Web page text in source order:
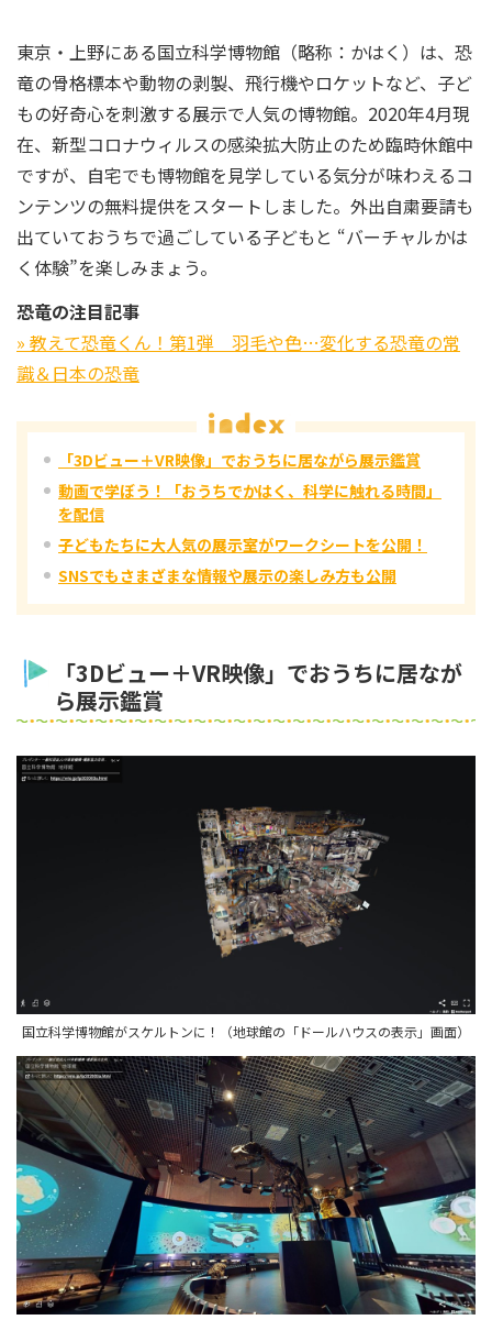
東京・上野にある国立科学博物館（略称：かはく）は、恐
竜の骨格標本や動物の剥製、飛行機やロケットなど、子ど
もの好奇心を刺激する展示で人気の博物館。2020年4月現
在、新型コロナウィルスの感染拡大防止のため臨時休館中
ですが、自宅でも博物館を見学している気分が味わえるコ
ンテンツの無料提供をスタートしました。外出自粛要請も
出ていておうちで過ごしている子どもと “バーチャルかは
く体験”を楽しみまょう。
恐竜の注目記事
» 教えて恐竜くん！第1弾 羽毛や色…変化する恐竜の常
識＆日本の恐竜
「3Dビュー＋VR映像」でおうちに居ながら展示鑑賞
動画で学ぼう！「おうちでかはく、科学に触れる時間」
を配信
子どもたちに大人気の展示室がワークシートを公開！
SNSでもさまざまな情報や展示の楽しみ方も公開
「3Dビュー＋VR映像」でおうちに居なが
ら展示鑑賞
国立科学博物館がスケルトンに！（地球館の「ドールハウスの表示」画面）